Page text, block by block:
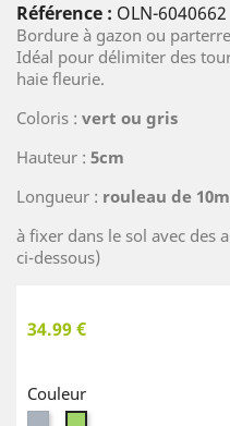
Référence : OLN-6040662
Bordure à gazon ou
Idéal pour délimiter des
haie fleurie.
Coloris : vert ou gris
Hauteur : 5cm
Longueur : rouleau de 10m
à fixer dans le sol avec des
ci-dessous)
34.99 €
Couleur